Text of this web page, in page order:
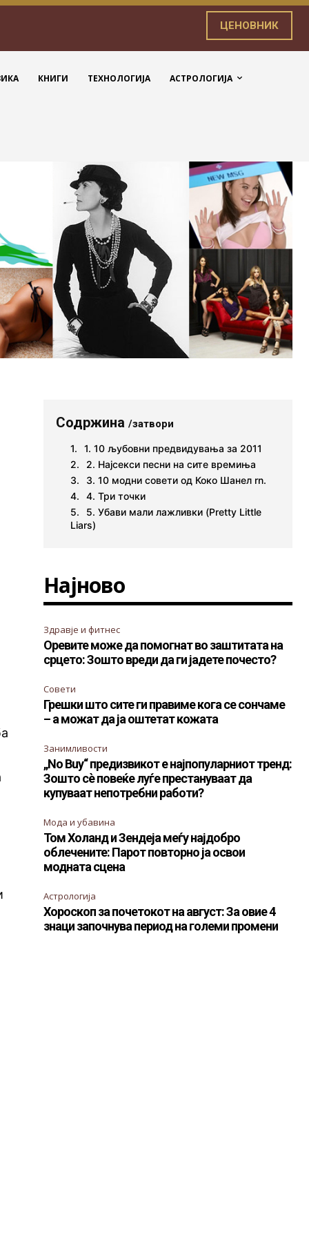
ЦЕНОВНИК
КНИГИ ТЕХНОЛОГИЈА АСТРОЛОГИЈА
Содржина/затвори
1. 10 љубовни предвидувања за 2011
2. Најсекси песни на сите времиња
3. 10 модни совети од Коко Шанел rn.
4. Три точки
5. Убави мали лажливки (Pretty Little
Liars)
Најново
Здравје и фитнес
Оревите може да помогнат во заштитата на
срцето: Зошто вреди да ги јадете почесто?
Совети
Грешки што сите ги правиме кога се сончаме
– а можат да ја оштетат кожата
Занимливости
„No Buy“ предизвикот е најпопуларниот тренд:
Зошто сè повеќе луѓе престануваат да
купуваат непотребни работи?
Мода и убавина
Том Холанд и Зендеја меѓу најдобро
облечените: Парот повторно ја освои
модната сцена
Астрологија
Хороскоп за почетокот на август: За овие 4
знаци започнува период на големи промени